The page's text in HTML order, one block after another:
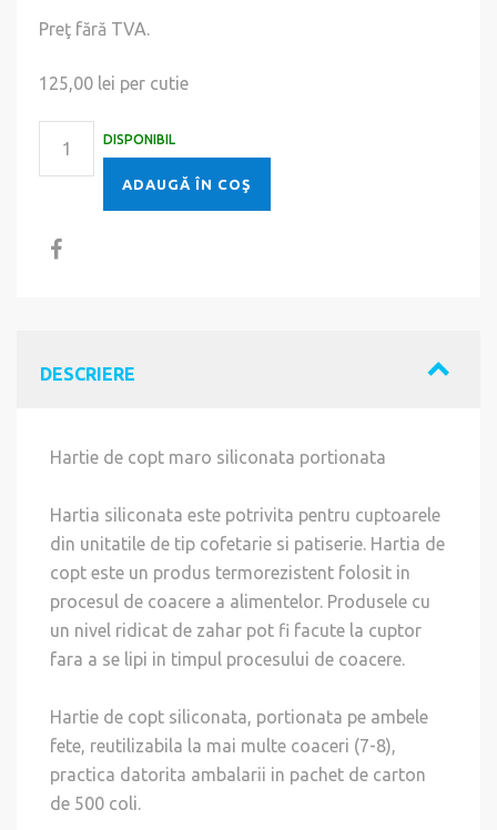
Preţ fără TVA.
125,00 lei per cutie
DISPONIBIL
ADAUGĂ ÎN COŞ
DESCRIERE
Hartie de copt maro siliconata portionata
Hartia siliconata este potrivita pentru cuptoarele
din unitatile de tip cofetarie si patiserie. Hartia de
copt este un produs termorezistent folosit in
procesul de coacere a alimentelor. Produsele cu
un nivel ridicat de zahar pot fi facute la cuptor
fara a se lipi in timpul procesului de coacere.
Hartie de copt siliconata, portionata pe ambele
fete, reutilizabila la mai multe coaceri (7-8),
practica datorita ambalarii in pachet de carton
de 500 coli.